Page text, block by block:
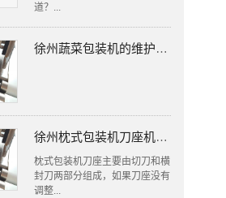
道？...
徐州蔬菜包装机的维护保养
徐州枕式包装机刀座机构的组成有哪些？
枕式包装机刀座主要由切刀和横
封刀两部分组成，如果刀座没有
调整...